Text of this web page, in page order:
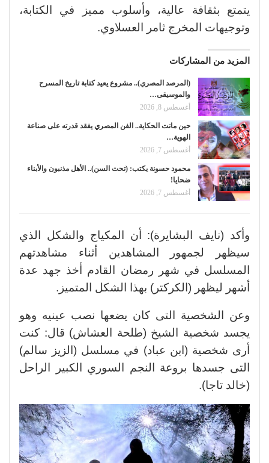
يتمتع بثقافة عالية، وأسلوب مميز في الكتابة،
وتوجيهات المخرج ثامر العسلاوي.
المزيد من المشاركات
(المرصد المصري).. مشروع يعيد كتابة تاريخ المسرح
والموسيقى…
أغسطس 8, 2026
حين ماتت الحكاية.. الفن المصري يفقد قدرته على صناعة
الهوية…
أغسطس 7, 2026
محمود حسونة يكتب: (تحت السن).. الأهل مذنبون والأبناء
ضحايا!
أغسطس 7, 2026
وأكد (نايف البشايرة): أن المكياج والشكل الذي
سيظهر لجمهور المشاهدين أثناء مشاهدتهم
المسلسل في شهر رمضان القادم أخذ جهد عدة
أشهر ليظهر (الكركتر) بهذا الشكل المتميز.
وعن الشخصية التى كان يضعها نصب عينيه وهو
يجسد شخصية الشيخ (طلحة العشاش) قال: كنت
أرى شخصية (ابن عباد) في مسلسل (الزيز سالم)
التى جسدها بروعة النجم السوري الكبير الراحل
(خالد تاجا).